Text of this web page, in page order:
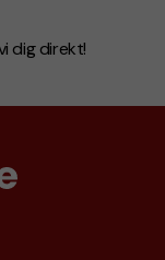
dig direkt!